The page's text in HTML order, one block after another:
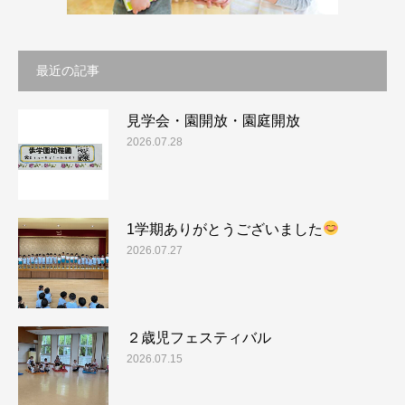
最近の記事
見学会・園開放・園庭開放
2026.07.28
1学期ありがとうございました
2026.07.27
２歳児フェスティバル
2026.07.15